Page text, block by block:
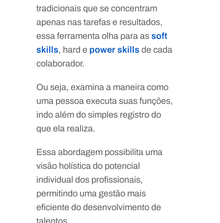
tradicionais que se concentram
apenas nas tarefas e resultados,
essa ferramenta olha para as soft
skills, hard e power skills de cada
colaborador.
Ou seja, examina a maneira como
uma pessoa executa suas funções,
indo além do simples registro do
que ela realiza.
Essa abordagem possibilita uma
visão holística do potencial
individual dos profissionais,
permitindo uma gestão mais
eficiente do desenvolvimento de
talentos.